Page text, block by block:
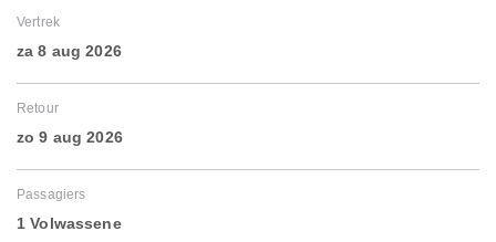
Vertrek
za 8 aug 2026
Retour
zo 9 aug 2026
Passagiers
1 Volwassene